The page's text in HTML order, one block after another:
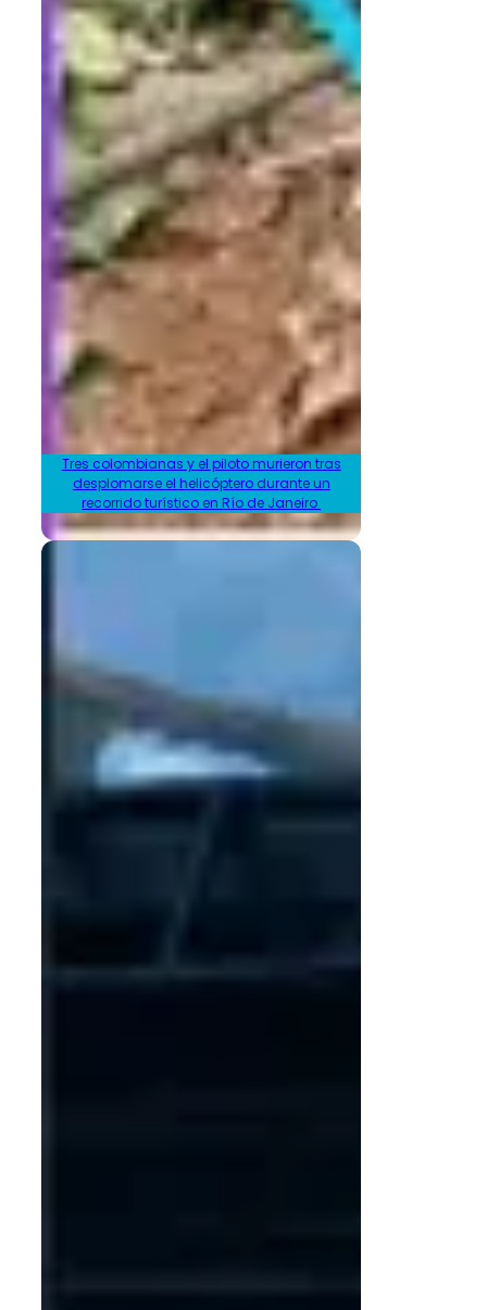
Tres colombianas y el piloto murieron tras
desplomarse el helicóptero durante un
recorrido turístico en Río de Janeiro